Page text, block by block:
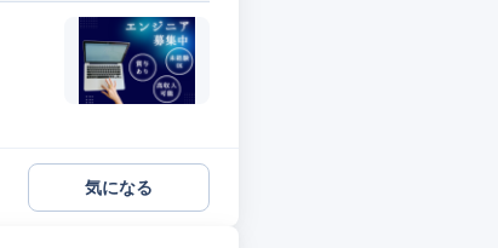
気になる